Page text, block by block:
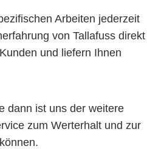
Arbeiten jederzeit
von Tallafuss direkt
und liefern Ihnen
dann ist uns der weitere
zum Werterhalt und zur